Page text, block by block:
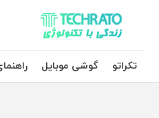
تکراتو – زندگی با تکنولوژی
تکراتو
گوشی موبایل